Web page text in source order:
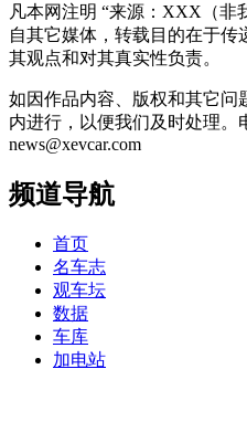
凡本网注明 “来源：XXX（非
自其它媒体，转载目的在于传
其观点和对其真实性负责。
如因作品内容、版权和其它问
内进行，以便我们及时处理。
news@xevcar.com
频道导航
首页
名车志
观车坛
数据
车库
加电站